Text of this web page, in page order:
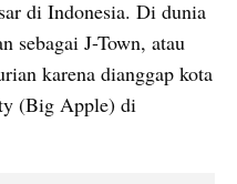
di Indonesia. Di dunia
sebagai J-Town, atau
karena dianggap kota
(Big Apple) di